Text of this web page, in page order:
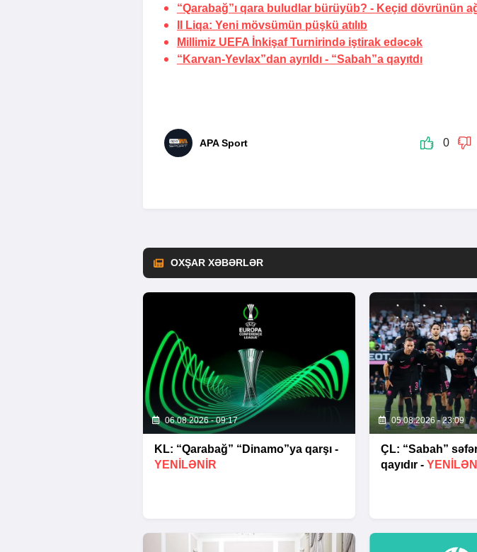
“Qarabağ”ı qara buludlar bürüyüb? - Keçid dövrünün
II Liqa: Yeni mövsümün püşkü atılıb
Millimiz UEFA İnkişaf Turnirində iştirak edəcək
“Karvan-Yevlax”dan ayrıldı - “Sabah”a qayıtdı
APA Sport 0
OXŞAR XƏBƏRLƏR
06.08.2026 - 09:17
KL: “Qarabağ” “Dinamo”ya qarşı -
YENİLƏNİR
05.08.2026 - 23:09
ÇL: “Sabah”
qayıdır -